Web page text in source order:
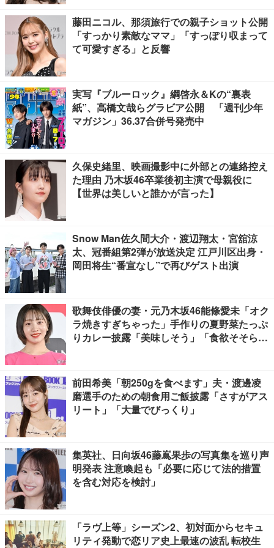
藤田ニコル、那須旅行での親子ショット公開
「すっかり素敵なママ」「すっぽり収まって
て可愛すぎる」と反響
実写『ブルーロック』綱啓永＆Kの“裏表
紙”、高橋文哉らグラビア公開 「週刊少年
マガジン」36.37合併号発売中
久保史緒里、映画撮影中に外部との連絡控え
た理由 乃木坂46卒業後初主演で母親役に
【世界は美しいと誰かが言った】
Snow Man佐久間大介・渡辺翔太・宮舘涼
太、冠番組第2弾が放送決定 江戸川区出身・
岡田将生“番宣なし”で再びゲスト出演
歌舞伎俳優の妻・元乃木坂46能條愛未「オク
ラ焼きすぎちゃった」手作りの夏野菜たっぷ
りカレー披露「美味しそう」「食欲そそられ
前田希美「朝250gを食べます」夫・渡邊凌
磨選手のための朝食用ご飯披露「さすがアス
リート」「大量でびっくり」
集英社、日向坂46藤嶌果歩の写真集を巡り声
明発表 注意喚起も「必要に応じて法的措置
を含む対応を検討」
「ラヴ上等」シーズン2、初対面からセキュ
リティ発動で恋リア史上最速の波乱 転校生